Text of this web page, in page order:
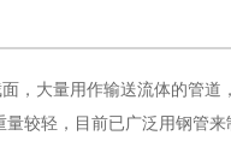
大量用作输送流体的管道
较轻，目前已广泛用钢管